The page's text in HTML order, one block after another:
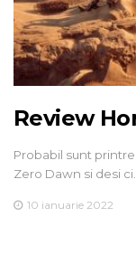
Review
Probabil sunt
Zero Dawn si desi ci…
10 ianuarie 2022